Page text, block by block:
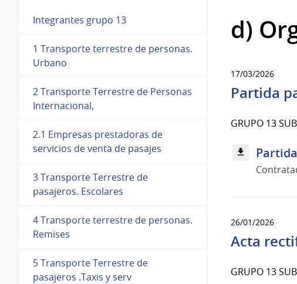
Integrantes grupo 13
1 Transporte terrestre de personas.
Urbano
2 Transporte Terrestre de Personas
Internacional,
2.1 Empresas prestadoras de
servicios de venta de pasajes
3 Transporte Terrestre de
pasajeros. Escolares
4 Transporte terrestre de personas.
Remises
5 Transporte Terrestre de
pasajeros .Taxis y serv
d)
17/03/2026
Partida
GRUPO 13
26/01/2026
Acta
GRUPO 13